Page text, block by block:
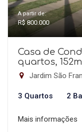
A partir de:
R$ 800.000
Casa de
quartos,
Jardim São
3 Quartos 2
Mais informações